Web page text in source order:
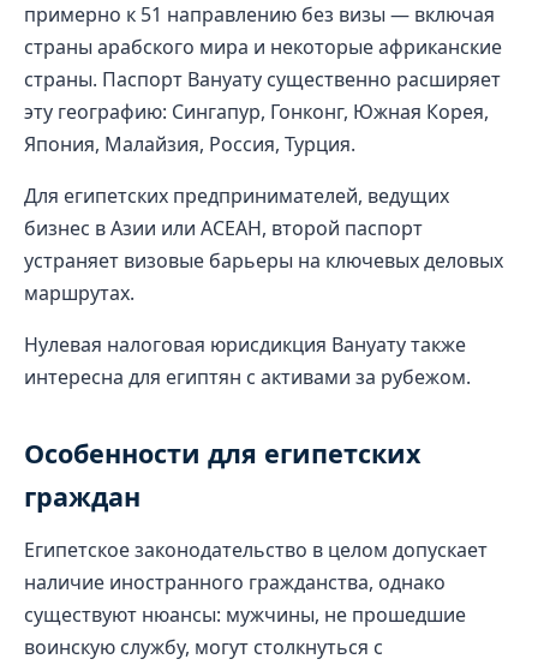
примерно к 51 направлению без визы — включая
страны арабского мира и некоторые африканские
страны. Паспорт Вануату существенно расширяет
эту географию: Сингапур, Гонконг, Южная Корея,
Япония, Малайзия, Россия, Турция.
Для египетских предпринимателей, ведущих
бизнес в Азии или АСЕАН, второй паспорт
устраняет визовые барьеры на ключевых деловых
маршрутах.
Нулевая налоговая юрисдикция Вануату также
интересна для египтян с активами за рубежом.
Особенности для египетских
граждан
Египетское законодательство в целом допускает
наличие иностранного гражданства, однако
существуют нюансы: мужчины, не прошедшие
воинскую службу, могут столкнуться с